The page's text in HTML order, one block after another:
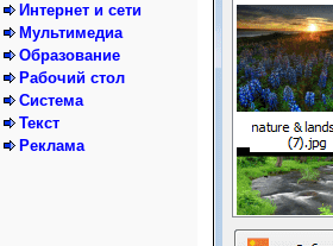
Интернет и сети
Мультимедиа
Образование
Рабочий стол
Система
Текст
Реклама